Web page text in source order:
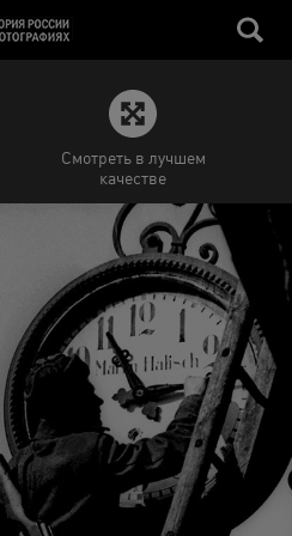
Смотреть в лучшем
качестве